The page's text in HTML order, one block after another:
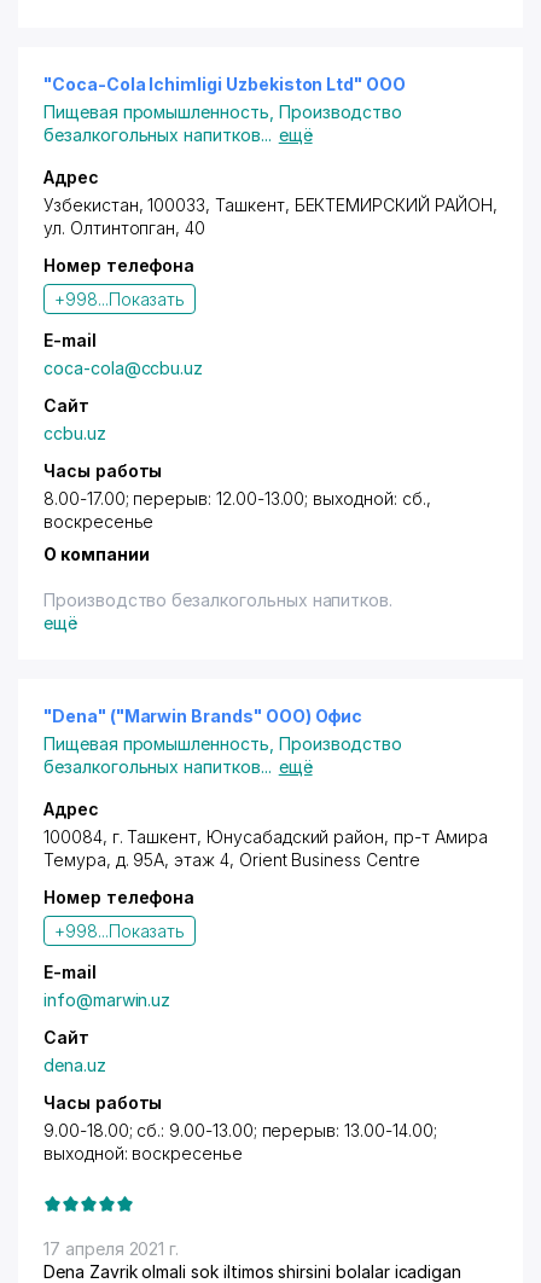
"Coca-Cola Ichimligi Uzbekiston Ltd" ООО
Пищевая промышленность Производство
безалкогольных напитков... ещё
Адрес
Узбекистан, 100033, Ташкент, БЕКТЕМИРСКИЙ РАЙОН,
ул. Олтинтопган, 40
Номер телефона
+998...Показать
E-mail
coca-cola@ccbu.uz
Сайт
ccbu.uz
Часы работы
8.00-17.00; перерыв: 12.00-13.00; выходной: сб.,
воскресенье
О компании
Производство безалкогольных напитков.
ещё
"Dena" ("Marwin Brands" ООО) Офис
Пищевая промышленность Производство
безалкогольных напитков... ещё
Адрес
100084, г. Ташкент, Юнусабадский район, пр-т Амира
Темура, д. 95А, этаж 4, Orient Business Centre
Номер телефона
+998...Показать
E-mail
info@marwin.uz
Сайт
dena.uz
Часы работы
9.00-18.00; cб.: 9.00-13.00; перерыв: 13.00-14.00;
выходной: воскресенье
17 апреля 2021 г.
Dena Zavrik olmali sok iltimos shirsini bolalar icadigan